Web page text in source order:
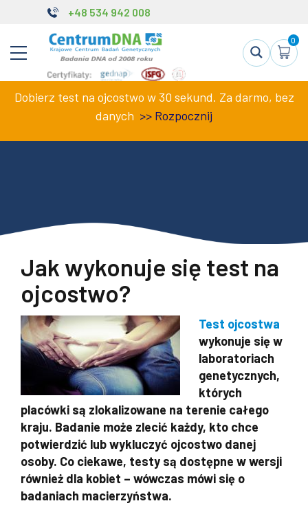
+48 534 942 008
0
Dobierz test na ojcostwo w 30 sekund. Za darmo, bez
danych >> Rozpocznij
Jak wykonuje się test na
ojcostwo?
Test ojcostwa
wykonuje się w
laboratoriach
genetycznych,
których
placówki są zlokalizowane na terenie całego
kraju. Badanie może zlecić każdy, kto chce
potwierdzić lub wykluczyć ojcostwo danej
osoby. Co ciekawe, testy są dostępne w wersji
również dla kobiet – wówczas mówi się o
badaniach macierzyństwa.